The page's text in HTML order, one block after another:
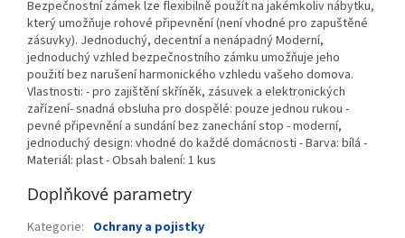
Bezpečnostní zámek lze flexibilně použít na jakémkoliv nábytku,
který umožňuje rohové připevnění (není vhodné pro zapuštěné
zásuvky). Jednoduchý, decentní a nenápadný Moderní,
jednoduchý vzhled bezpečnostního zámku umožňuje jeho
použití bez narušení harmonického vzhledu vašeho domova.
Vlastnosti: - pro zajištění skříněk, zásuvek a elektronických
zařízení- snadná obsluha pro dospělé: pouze jednou rukou -
pevné připevnění a sundání bez zanechání stop - moderní,
jednoduchý design: vhodné do každé domácnosti - Barva: bílá -
Materiál: plast - Obsah balení: 1 kus
Doplňkové parametry
Kategorie: Ochrany a pojistky